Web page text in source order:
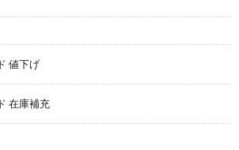
値下げ
在庫補充